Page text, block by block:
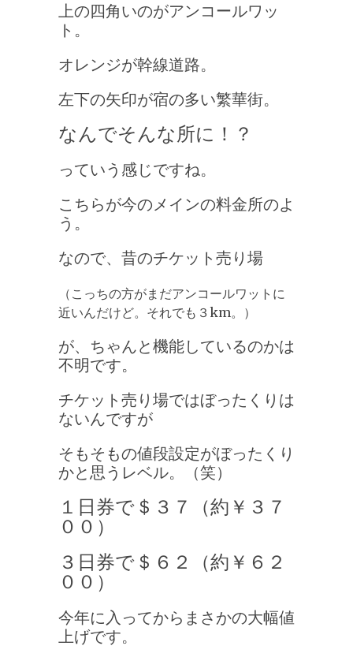
上の四角いのがアンコールワッ
ト。
オレンジが幹線道路。
左下の矢印が宿の多い繁華街。
なんでそんな所に！？
っていう感じですね。
こちらが今のメインの料金所のよ
う。
なので、昔のチケット売り場
（こっちの方がまだアンコールワットに
近いんだけど。それでも３km。）
が、 ちゃんと機能しているのかは
不明です。
チケット売り場ではぼったくりは
ないんですが
そもそもの値段設定がぼったくり
かと思うレベル。（笑）
１日券で＄３７（約￥３７
００）
３日券で＄６２（約￥６２
００）
今年に入ってからまさかの大幅値
上げです。